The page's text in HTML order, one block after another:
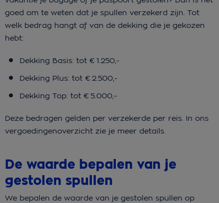
goed om te weten dat je spullen verzekerd zijn. Tot
welk bedrag hangt af van de dekking die je gekozen
hebt:
Dekking Basis: tot € 1.250,-
Dekking Plus: tot € 2.500,-
Dekking Top: tot € 5.000,-
Deze bedragen gelden per verzekerde per reis. In ons
vergoedingenoverzicht zie je meer details.
De waarde bepalen van je
gestolen spullen
We bepalen de waarde van je gestolen spullen op